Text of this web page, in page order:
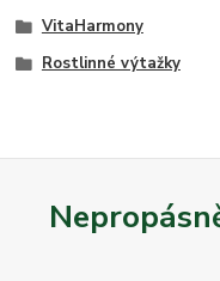
VitaHarmony
Rostlinné výtažky